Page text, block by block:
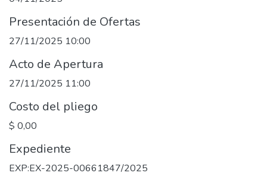
Presentación de Ofertas
27/11/2025 10:00
Acto de Apertura
27/11/2025 11:00
Costo del pliego
$ 0,00
Expediente
EXP:EX-2025-00661847/2025